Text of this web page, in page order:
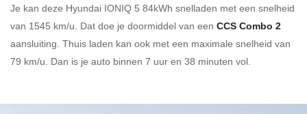
Je kan deze Hyundai IONIQ 5 84kWh snelladen met een snelheid
van 1545 km/u. Dat doe je doormiddel van een CCS Combo 2
aansluiting. Thuis laden kan ook met een maximale snelheid van
79 km/u. Dan is je auto binnen 7 uur en 38 minuten vol.